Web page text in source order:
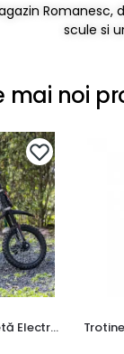
scule si
mai noi
Electr…